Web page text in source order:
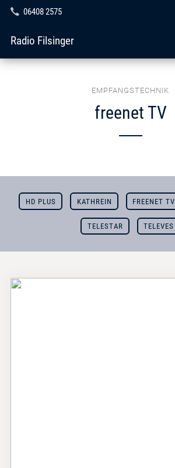
06408 2575
Radio Filsinger
EMPFANGSTECHNIK
freenet TV
HD PLUS KATHREIN FREENET TV
TELESTAR TELEVES